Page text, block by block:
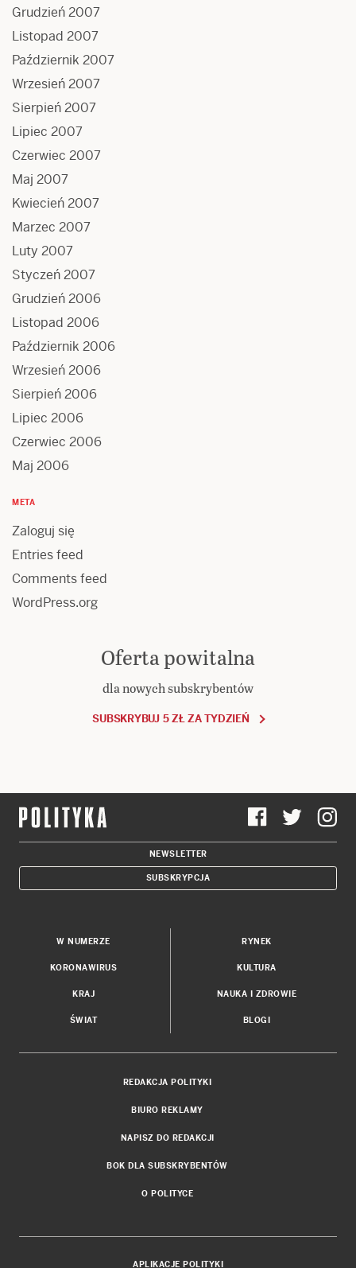
Grudzień 2007
Listopad 2007
Październik 2007
Wrzesień 2007
Sierpień 2007
Lipiec 2007
Czerwiec 2007
Maj 2007
Kwiecień 2007
Marzec 2007
Luty 2007
Styczeń 2007
Grudzień 2006
Listopad 2006
Październik 2006
Wrzesień 2006
Sierpień 2006
Lipiec 2006
Czerwiec 2006
Maj 2006
META
Zaloguj się
Entries feed
Comments feed
WordPress.org
Oferta powitalna
dla nowych subskrybentów
SUBSKRYBUJ 5 ZŁ ZA TYDZIEŃ
NEWSLETTER
SUBSKRYPCJA
W NUMERZE
KORONAWIRUS
KRAJ
ŚWIAT
RYNEK
KULTURA
NAUKA I ZDROWIE
BLOGI
REDAKCJA POLITYKI
BIURO REKLAMY
NAPISZ DO REDAKCJI
BOK DLA SUBSKRYBENTÓW
O POLITYCE
APLIKACJE POLITYKI